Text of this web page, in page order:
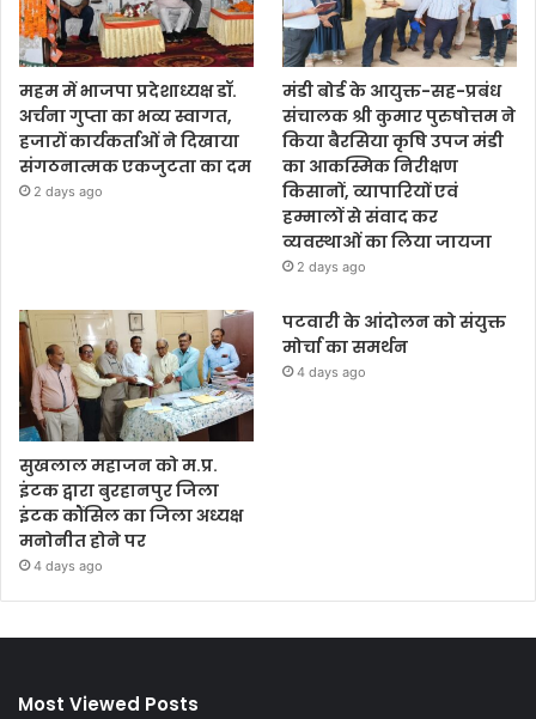
महम में भाजपा प्रदेशाध्यक्ष डॉ.
अर्चना गुप्ता का भव्य स्वागत,
हजारों कार्यकर्ताओं ने दिखाया
संगठनात्मक एकजुटता का दम
2 days ago
मंडी बोर्ड के आयुक्त-सह-प्रबंध
संचालक श्री कुमार पुरुषोत्तम ने
किया बैरसिया कृषि उपज मंडी
का आकस्मिक निरीक्षण
किसानों, व्यापारियों एवं
हम्मालों से संवाद कर
व्यवस्थाओं का लिया जायजा
2 days ago
सुखलाल महाजन को म.प्र.
इंटक द्वारा बुरहानपुर जिला
इंटक कौंसिल का जिला अध्यक्ष
मनोनीत होने पर
4 days ago
पटवारी के आंदोलन को संयुक्त
मोर्चा का समर्थन
4 days ago
Most Viewed Posts